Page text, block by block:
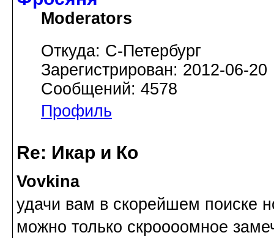
Moderators
Откуда: С-Петербург
Зарегистрирован: 2012-06-20
Сообщений: 4578
Профиль
Re: Икар и Ко
Vovkina
удачи вам в скорейшем поиске
можно только скроооомное